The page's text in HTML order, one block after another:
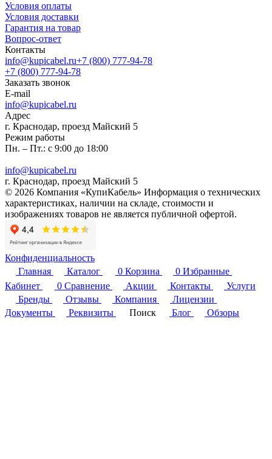
Условия оплаты
Условия доставки
Гарантия на товар
Вопрос-ответ
Контакты
info@kupicabel.ru+7 (800) 777-94-78
+7 (800) 777-94-78
Заказать звонок
E-mail
info@kupicabel.ru
Адрес
г. Краснодар, проезд Майский 5
Режим работы
Пн. – Пт.: с 9:00 до 18:00
info@kupicabel.ru
г. Краснодар, проезд Майский 5
© 2026 Компания «КупиКабель» Информация о технических
характеристиках, наличии на складе, стоимости и
изображениях товаров не является публичной офертой.
Конфиденциальность
Главная
Каталог 0 Корзина 0 Избранные
Кабинет
0 Сравнение Акции Контакты
Услуги
Бренды
Отзывы Компания
Лицензии
Документы
Реквизиты Поиск Блог Обзоры